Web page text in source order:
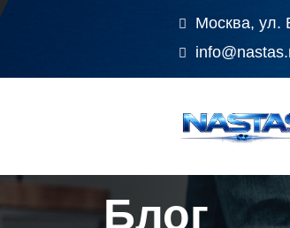
Москва, ул.
Блог